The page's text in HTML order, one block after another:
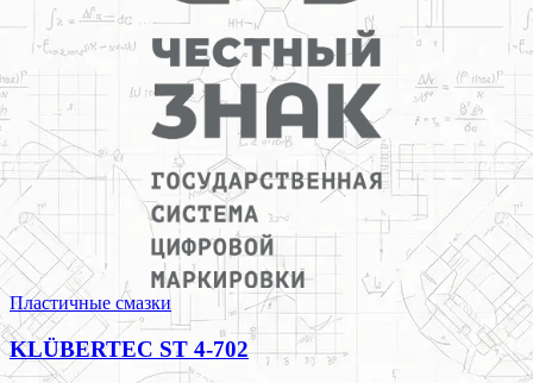
Пластичные смазки
KLÜBERTEC ST 4-702